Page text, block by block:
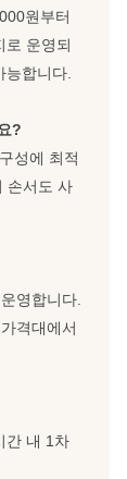
원부터
로 운영되
합니다.
?
성에 최적
손서도 사
영합니다.
격대에서
간 내 1차